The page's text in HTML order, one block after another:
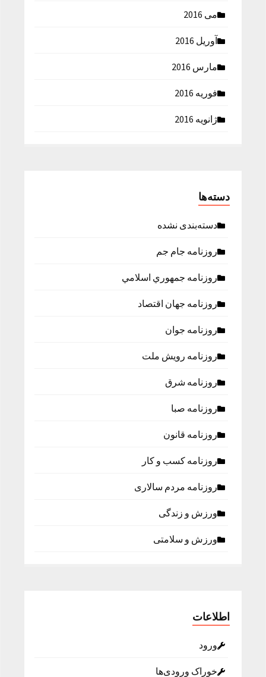
می 2016
آوریل 2016
مارس 2016
فوریه 2016
ژانویه 2016
دسته‌ها
دسته‌بندی نشده
روزنامه جام جم
روزنامه جمهوري اسلامي
روزنامه جهان اقتصاد
روزنامه جوان
روزنامه رویش ملت
روزنامه شرق
روزنامه صبا
روزنامه قانون
روزنامه كسب و كار
روزنامه مردم سالاری
ورزش و زندگی
ورزش و سلامتی
اطلاعات
ورود
خوراک ورودی‌ها